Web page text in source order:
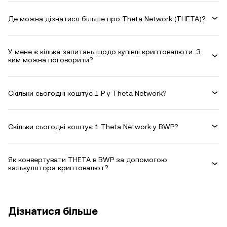
Де можна дізнатися більше про Theta Network (THETA)?
У мене є кілька запитань щодо купівлі криптовалюти. З
ким можна поговорити?
Скільки сьогодні коштує 1 P у Theta Network?
Скільки сьогодні коштує 1 Theta Network у BWP?
Як конвертувати THETA в BWP за допомогою
калькулятора криптовалют?
Дізнатися більше